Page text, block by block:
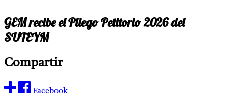
GEM recibe el Pliego Petitorio 2026 del
SUTEYM
Compartir
Facebook